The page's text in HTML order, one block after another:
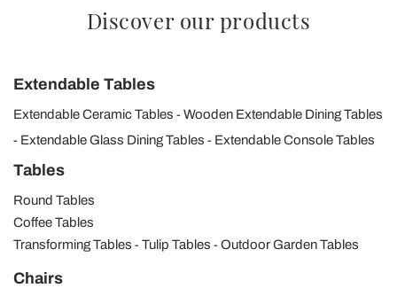
Discover our products
Extendable Tables
Extendable Ceramic Tables
Wooden Extendable Dining Tables
Extendable Glass Dining Tables
Extendable Console Tables
Tables
Round Tables
Coffee Tables
Transforming Tables
Tulip Tables Outdoor Garden Tables
Chairs